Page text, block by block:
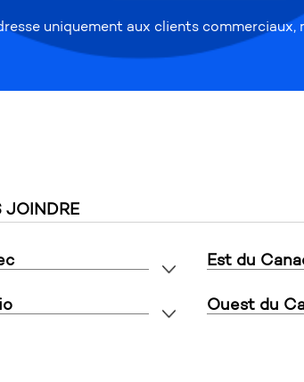
uniquement aux clients commerciaux,
JOINDRE
Est du
Ouest du